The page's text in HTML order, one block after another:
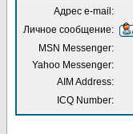
Адрес e-mail:
Личное сообщение:
MSN Messenger:
Yahoo Messenger:
AIM Address:
ICQ Number: